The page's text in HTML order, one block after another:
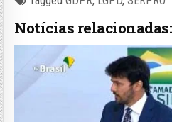
Notícias relacionadas: